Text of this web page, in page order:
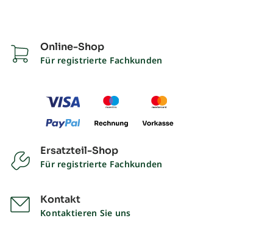
Online-Shop
Für registrierte Fachkunden
Ersatzteil-Shop
Für registrierte Fachkunden
Kontakt
Kontaktieren Sie uns